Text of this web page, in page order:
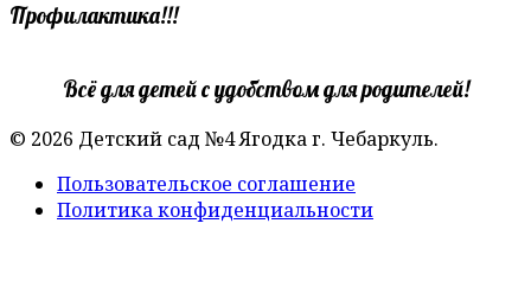
Профилактика!!!
Всё для детей с удобством для родителей!
© 2026 Детский сад №4 Ягодка г. Чебаркуль.
Пользовательское соглашение
Политика конфиденциальности